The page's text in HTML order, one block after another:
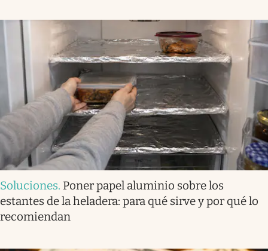
Soluciones. Poner papel aluminio sobre los
estantes de la heladera: para qué sirve y por qué lo
recomiendan